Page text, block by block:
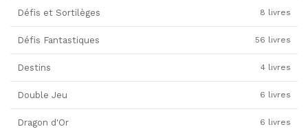
Défis et Sortilèges 8 livres
Défis Fantastiques 56 livres
Destins 4 livres
Double Jeu 6 livres
Dragon d'Or 6 livres